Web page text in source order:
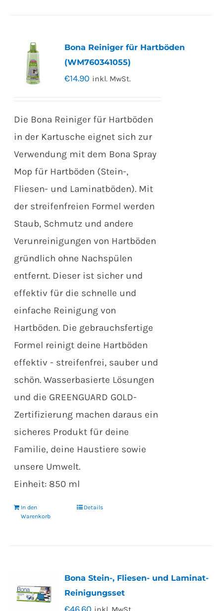
Bona Reiniger für Hartböden
(WM760341055)
€14.90 inkl. MwSt.
Die Bona Reiniger für Hartböden
in der Kartusche eignet sich zur
Verwendung mit dem Bona Spray
Mop für Hartböden (Stein-,
Fliesen- und Laminatböden). Mit
der streifenfreien Formel werden
Staub, Schmutz und andere
Verunreinigungen von Hartböden
gründlich ohne Nachspülen
entfernt. Dieser ist sicher und
effektiv für die schnelle und
einfache Reinigung von
Hartböden. Die gebrauchsfertige
Formel reinigt deine Hartböden
effektiv - streifenfrei, sauber und
schön. Wasserbasierte Lösungen
und die GREENGUARD GOLD-
Zertifizierung machen daraus ein
sicheres Produkt für deine
Familie, deine Haustiere sowie
unsere Umwelt.
Einheit: 850 ml
In den
Warenkorb
Details
Bona Stein-, Fliesen- und Laminat-
Reinigungsset